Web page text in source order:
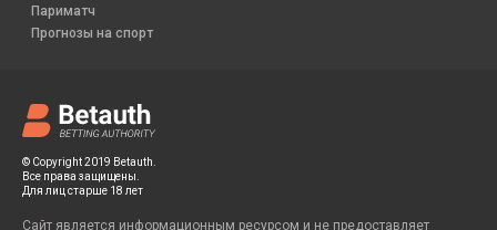
© Copyright 2019 Betauth.
Все права защищены.
Для лиц старше 18 лет
Сайт является информационным ресурсом и не предоставляет
Париматч
Прогнозы на спорт